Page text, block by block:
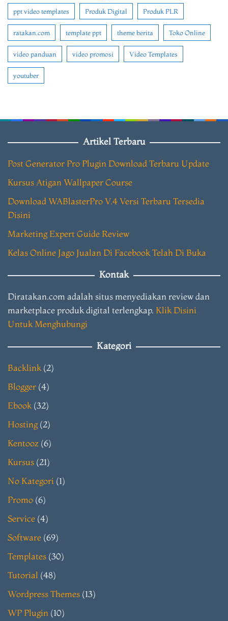
ppt video templates Produk Digital Produk PLR
ratakan.com template ppt theme berita Toko Online
video panduan video promosi Video Templates
youtuber
Artikel Terbaru
Post Generator Pro Plugin Download Terbaru Update
Kursus Atigan Wallpaper Course
Download WABlasterPro V.4 Versi Terbaru Tersedia
Disini
Marketing Expert Guide Review
Kelas Online Jago Jualan Di Facebook Telah Di Buka
Kontak
Diratakan.com adalah situs menyediakan review dan
marketplace produk digital terlengkap. Klik Disini
Untuk Menghubungi
Kategori
Backlink (2)
Blogger (4)
Ebook (32)
Hosting(2)
Kentooz (6)
Kursus (21)
No Kategori (1)
Promo (6)
Service (4)
Software (69)
Templates (30)
Tutorial (48)
Wordpress Themes (13)
WP Plugin (10)